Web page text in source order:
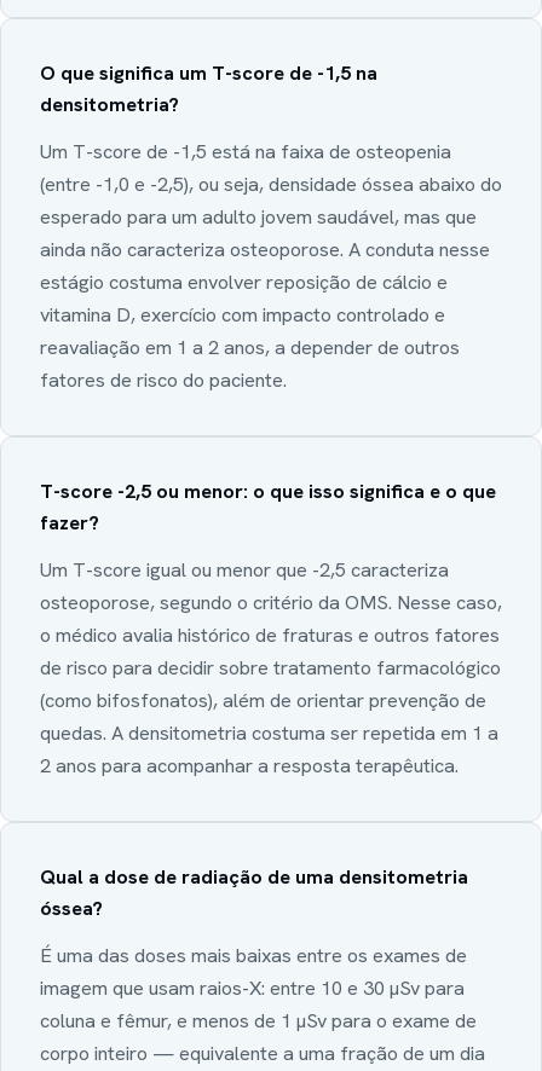
O que significa um T-score de -1,5 na
densitometria?
Um T-score de -1,5 está na faixa de osteopenia
(entre -1,0 e -2,5), ou seja, densidade óssea abaixo do
esperado para um adulto jovem saudável, mas que
ainda não caracteriza osteoporose. A conduta nesse
estágio costuma envolver reposição de cálcio e
vitamina D, exercício com impacto controlado e
reavaliação em 1 a 2 anos, a depender de outros
fatores de risco do paciente.
T-score -2,5 ou menor: o que isso significa e o que
fazer?
Um T-score igual ou menor que -2,5 caracteriza
osteoporose, segundo o critério da OMS. Nesse caso,
o médico avalia histórico de fraturas e outros fatores
de risco para decidir sobre tratamento farmacológico
(como bifosfonatos), além de orientar prevenção de
quedas. A densitometria costuma ser repetida em 1 a
2 anos para acompanhar a resposta terapêutica.
Qual a dose de radiação de uma densitometria
óssea?
É uma das doses mais baixas entre os exames de
imagem que usam raios-X: entre 10 e 30 µSv para
coluna e fêmur, e menos de 1 µSv para o exame de
corpo inteiro — equivalente a uma fração de um dia